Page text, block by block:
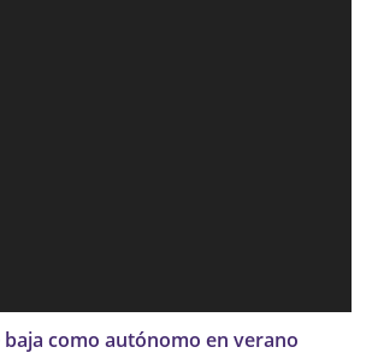
baja como autónomo en verano